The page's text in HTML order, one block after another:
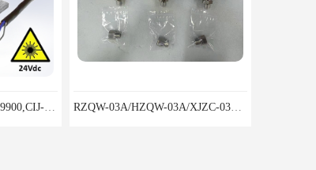
RZQW-03A/HZQW-03A/XJZC-03A汽轮机监测装置